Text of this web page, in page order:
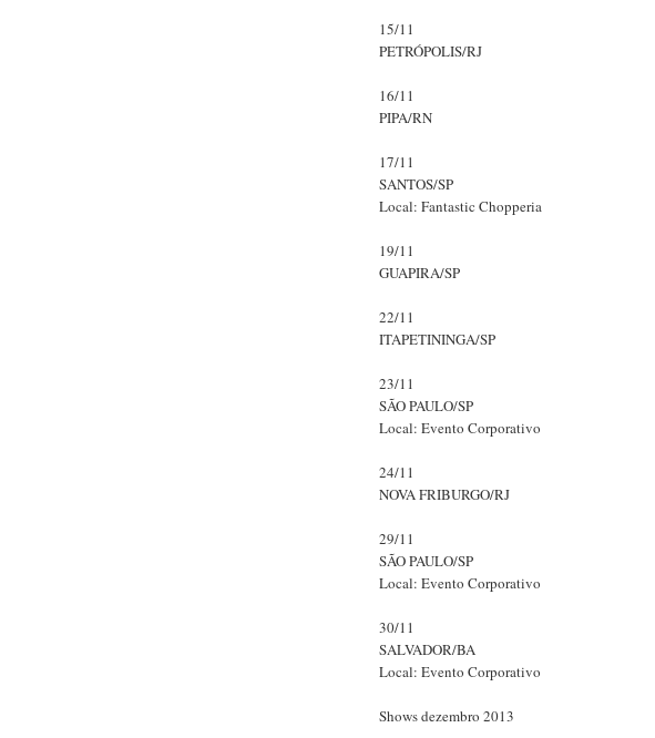
15/11
PETRÓPOLIS/RJ
16/11
PIPA/RN
17/11
SANTOS/SP
Local: Fantastic Chopperia
19/11
GUAPIRA/SP
22/11
ITAPETININGA/SP
23/11
SÃO PAULO/SP
Local: Evento Corporativo
24/11
NOVA FRIBURGO/RJ
29/11
SÃO PAULO/SP
Local: Evento Corporativo
30/11
SALVADOR/BA
Local: Evento Corporativo
Shows dezembro 2013